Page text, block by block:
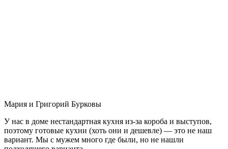
Мария и Григорий Бурковы
У нас в доме нестандартная кухня из-за короба и выступов,
поэтому готовые кухни (хоть они и дешевле) — это не наш
вариант. Мы с мужем много где были, но не нашли